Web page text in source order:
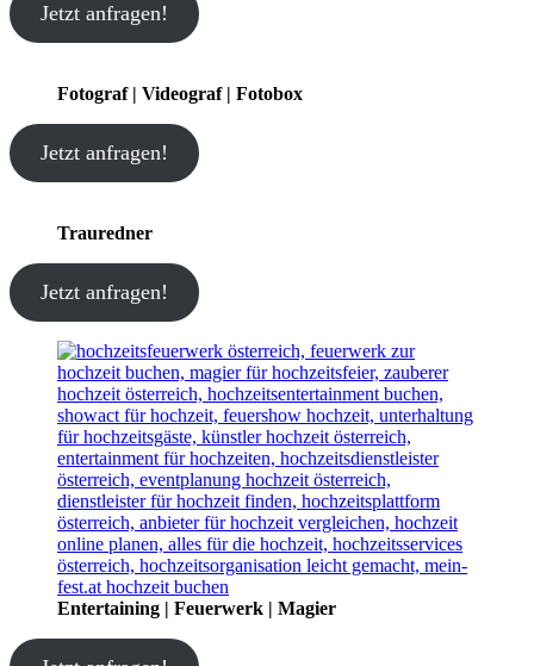
Jetzt anfragen!
Fotograf | Videograf | Fotobox
Jetzt anfragen!
Trauredner
Jetzt anfragen!
Entertaining | Feuerwerk | Magier